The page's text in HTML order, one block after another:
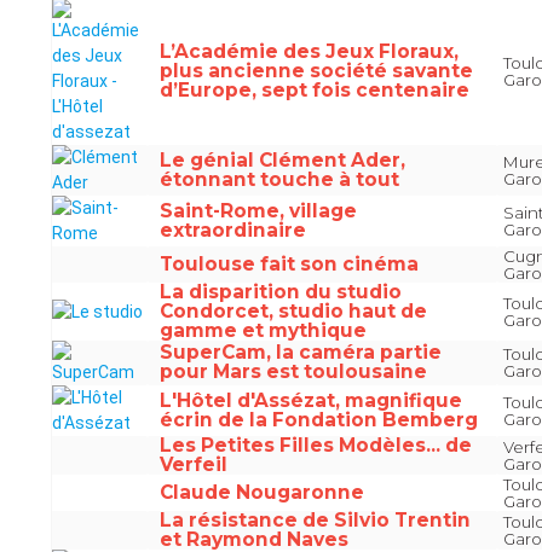
L’Académie des Jeux Floraux,
plus ancienne société savante
d’Europe, sept fois centenaire
Le génial Clément Ader,
étonnant touche à tout
Saint-Rome, village
extraordinaire
Toulouse fait son cinéma
La disparition du studio
Condorcet, studio haut de
gamme et mythique
SuperCam, la caméra partie
pour Mars est toulousaine
L'Hôtel d'Assézat, magnifique
écrin de la Fondation Bemberg
Les Petites Filles Modèles... de
Verfeil
Claude Nougaronne
La résistance de Silvio Trentin
et Raymond Naves